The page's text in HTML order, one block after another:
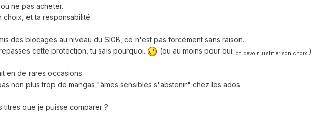
ne pas acheter.
choix, et ta responsabilité.
des blocages au niveau du SIGB, ce n'est pas forcément sans raison.
cette protection, tu sais pourquoi.
(ou au moins pour qui. cf. devoir justifier son choix.)
en de rares occasions.
non plus trop de mangas "âmes sensibles s'abstenir" chez les ados.
titres que je puisse comparer ?